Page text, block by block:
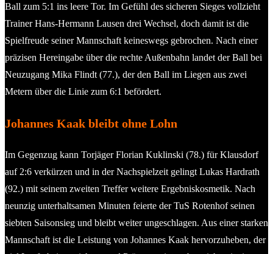
Ball zum 5:1 ins leere Tor. Im Gefühl des sicheren Sieges vollzieht
Trainer Hans-Hermann Lausen drei Wechsel, doch damit ist die
Spielfreude seiner Mannschaft keineswegs gebrochen. Nach einer
präzisen Hereingabe über die rechte Außenbahn landet der Ball bei
Neuzugang Mika Flindt (77.), der den Ball im Liegen aus zwei
Metern über die Linie zum 6:1 befördert.
Johannes Kaak bleibt ohne Lohn
Im Gegenzug kann Torjäger Florian Kuklinski (78.) für Klausdorf
auf 2:6 verkürzen und in der Nachspielzeit gelingt Lukas Hardrath
(92.) mit seinem zweiten Treffer weitere Ergebniskosmetik. Nach
neunzig unterhaltsamen Minuten feierte der TuS Rotenhof seinen
siebten Saisonsieg und bleibt weiter ungeschlagen. Aus einer starken
Mannschaft ist die Leistung von Johannes Kaak hervorzuheben, der